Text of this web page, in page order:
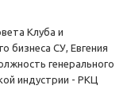
Клуба и
бизнеса СУ, Евгения
генерального
индустрии - РКЦ